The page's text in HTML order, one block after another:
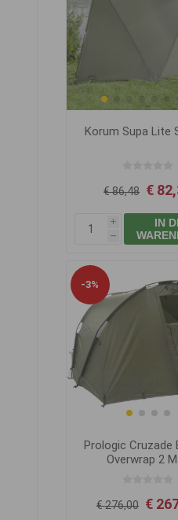
Korum Supa Lite
€ 86,48 €
i
h
IN
-3%
Prologic Cruzade
Overwrap 2
€ 276,00 €